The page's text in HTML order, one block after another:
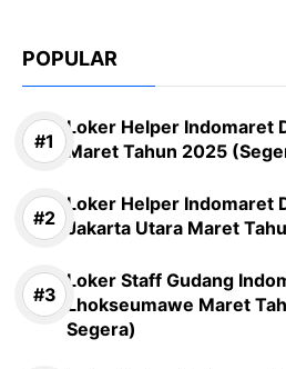
POPULAR
Loker Helper Indomaret
Maret Tahun 2025
Loker Helper Indomaret
Jakarta Utara Maret
Loker Staff Gudang
Lhokseumawe Maret
Segera)